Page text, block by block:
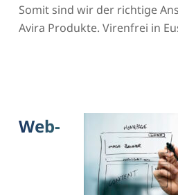
Somit sind wir der richtige
Avira Produkte. Virenfrei in
Web-